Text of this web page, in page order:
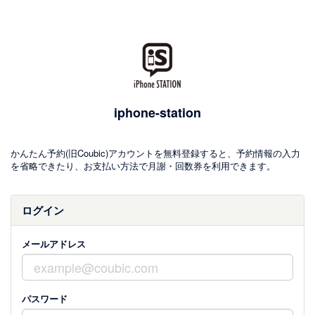
iphone-station
かんたん予約(旧Coubic)アカウントを無料登録すると、予約情報の入力
を省略できたり、お支払い方法で月謝・回数券を利用できます。
ログイン
メールアドレス
パスワード